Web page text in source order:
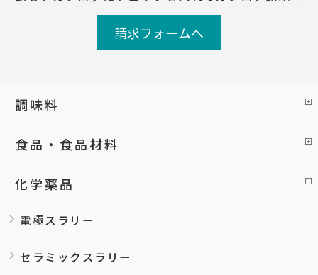
請求フォームへ
調味料
食品・食品材料
化学薬品
電極スラリー
セラミックスラリー